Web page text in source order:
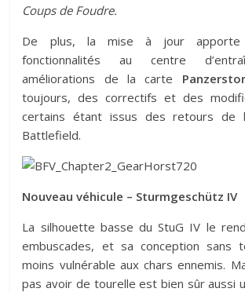
Coups de Foudre.
De plus, la mise à jour apporte
fonctionnalités au centre
améliorations de la carte
toujours, des correctifs et des
certains étant issus des retours de
Battlefield.
Nouveau véhicule – Sturmgeschütz IV
La silhouette basse du StuG IV le
embuscades, et sa conception sans
moins vulnérable aux chars ennemis.
pas avoir de tourelle est bien sûr aussi